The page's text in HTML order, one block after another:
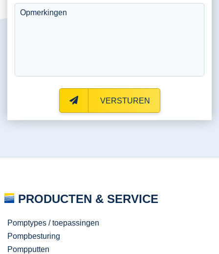
VERSTUREN
PRODUCTEN & SERVICE
Pomptypes / toepassingen
Pompbesturing
Pompputten